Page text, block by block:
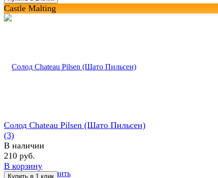
Castle Malting
избранное сравнить
Солод Chateau Pilsen (Шато Пильсен)
(3)
В наличии
210 руб.
В корзину